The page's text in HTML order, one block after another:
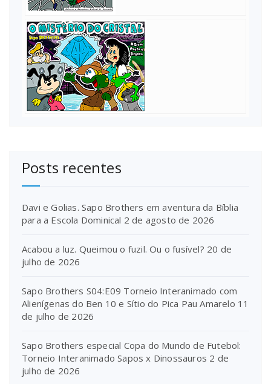
Posts recentes
Davi e Golias. Sapo Brothers em aventura da Bíblia
para a Escola Dominical 2 de agosto de 2026
Acabou a luz. Queimou o fuzil. Ou o fusível? 20 de
julho de 2026
Sapo Brothers S04:E09 Torneio Interanimado com
Alienígenas do Ben 10 e Sítio do Pica Pau Amarelo 11
de julho de 2026
Sapo Brothers especial Copa do Mundo de Futebol:
Torneio Interanimado Sapos x Dinossauros 2 de
julho de 2026